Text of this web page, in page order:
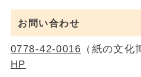
お問い合わせ
0778‐42-0016 （紙の文化
HP